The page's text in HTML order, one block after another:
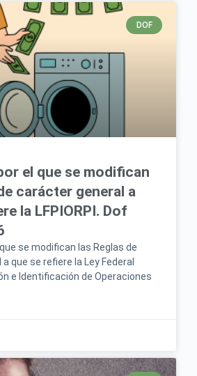
DOF
el que se modifican
carácter general a
la LFPIORPI. Dof
que se modifican las Reglas de
que se refiere la Ley Federal
e Identificación de Operaciones